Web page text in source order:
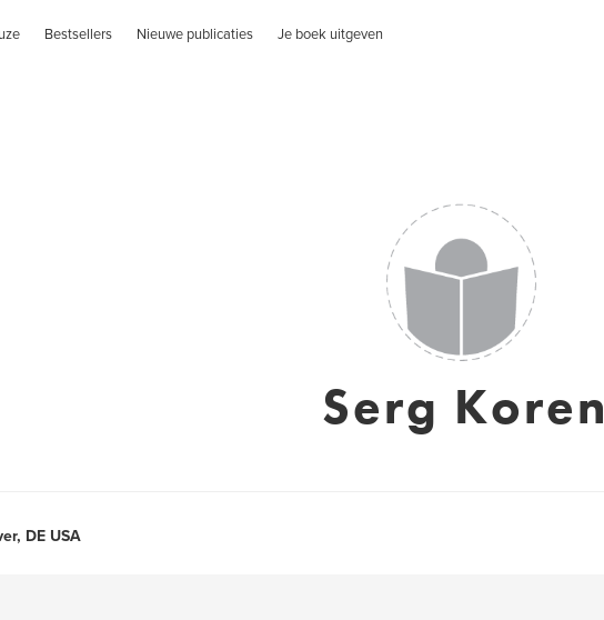
Bestsellers Nieuwe publicaties Je boek uitgeven
Serg Koren
DE USA